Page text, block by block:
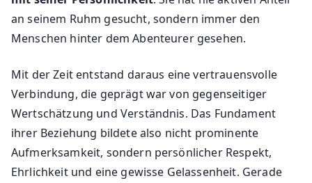
an seinem Ruhm gesucht, sondern immer den
Menschen hinter dem Abenteurer gesehen.
Mit der Zeit entstand daraus eine vertrauensvolle
Verbindung, die geprägt war von gegenseitiger
Wertschätzung und Verständnis. Das Fundament
ihrer Beziehung bildete also nicht prominente
Aufmerksamkeit, sondern persönlicher Respekt,
Ehrlichkeit und eine gewisse Gelassenheit. Gerade